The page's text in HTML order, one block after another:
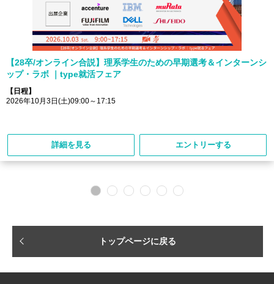
【28卒/オンライン合説】理系学生のための早期選考＆インターンシ
ップ・ラボ ｜type就活フェア
【日程】
2026年10月3日(土)09:00～17:15
詳細を見る エントリーする
トップページに戻る